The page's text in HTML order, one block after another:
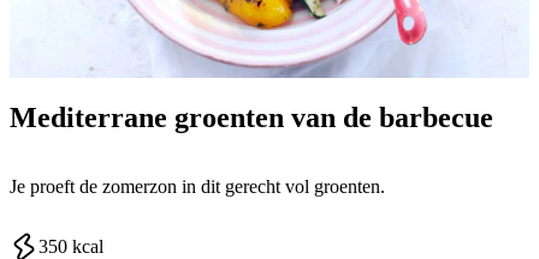
Mediterrane groenten van de barbecue
Je proeft de zomerzon in dit gerecht vol groenten.
350 kcal